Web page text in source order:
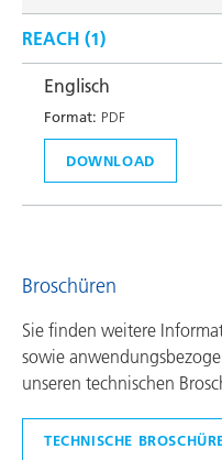
REACH (1)
Englisch
Format: PDF
DOWNLOAD
Broschüren
Sie finden weitere
sowie
unseren technischen
TECHNISCHE